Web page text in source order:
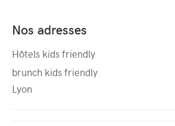
Nos adresses
Hôtels kids friendly
brunch kids friendly
Lyon